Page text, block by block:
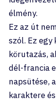
élmény.
Ez az út
szól. Ez
körutazás,
dél-francia
napsütése,
karaktere